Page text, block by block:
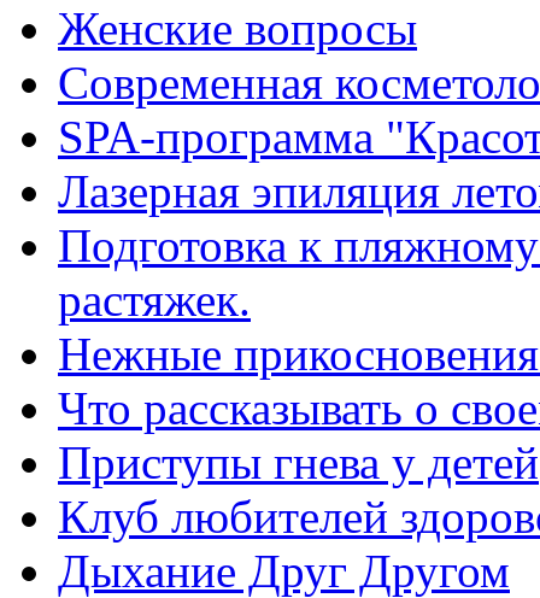
Женские вопросы
Современная
SPA-программа
Лазерная эпиляция
Подготовка к
растяжек.
Нежные
Что рассказывать о
Приступы гнева у детей
Клуб любителей
Дыхание Друг Другом